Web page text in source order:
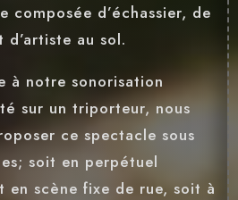
composée d’échassier, de
d’artiste au sol.
à notre sonorisation
sur un triporteur, nous
ce spectacle sous
soit en perpétuel
en scène fixe de rue, soit à